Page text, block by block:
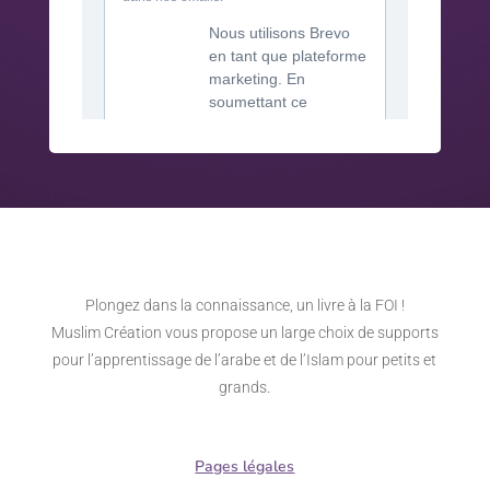
Plongez dans la connaissance, un livre à la FOI !
Muslim Création vous propose un large choix de supports
pour l’apprentissage de l’arabe et de l’Islam pour petits et
grands.
Pages légales